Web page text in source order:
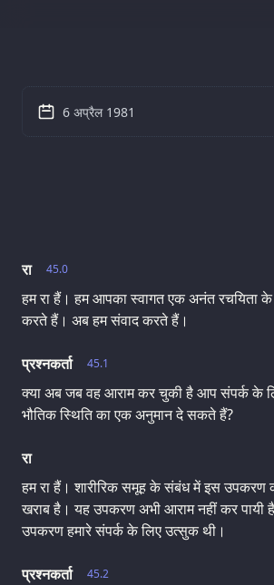
45.0
रा
हम रा हैं। हम आपका स्वागत एक अनंत रचयिता
करते हैं। अब हम संवाद करते हैं।
45.1
प्रश्नकर्ता
क्या अब जब वह आराम कर चुकी है आप संपर्क के
भौतिक स्थिति का एक अनुमान दे सकते हैं?
रा
हम रा हैं। शारीरिक समूह के संबंध में इस उपकरण
खराब है। यह उपकरण अभी आराम नहीं कर पायी
उपकरण हमारे संपर्क के लिए उत्सुक थी।
45.2
प्रश्नकर्ता
6 अप्रैल 1981